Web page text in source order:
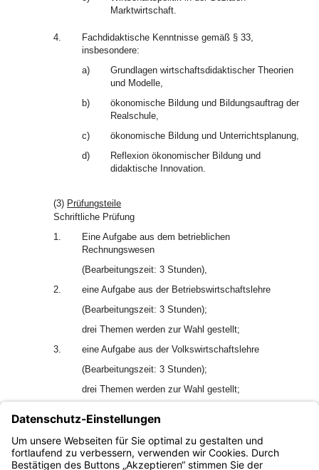
Marktwirtschaft.
4.
Fachdidaktische Kenntnisse gemäß § 33,
insbesondere:
a)
Grundlagen wirtschaftsdidaktischer Theorien
und Modelle,
b)
ökonomische Bildung und Bildungsauftrag der
Realschule,
c)
ökonomische Bildung und Unterrichtsplanung,
d)
Reflexion ökonomischer Bildung und
didaktische Innovation.
(3) Prüfungsteile
Schriftliche Prüfung
1.
Eine Aufgabe aus dem betrieblichen
Rechnungswesen
(Bearbeitungszeit: 3 Stunden),
2.
eine Aufgabe aus der Betriebswirtschaftslehre
(Bearbeitungszeit: 3 Stunden);
drei Themen werden zur Wahl gestellt;
3.
eine Aufgabe aus der Volkswirtschaftslehre
(Bearbeitungszeit: 3 Stunden);
drei Themen werden zur Wahl gestellt;
(Bearbeitungszeit: 3 Stunden);
drei Themen werden zur Wahl gestellt.